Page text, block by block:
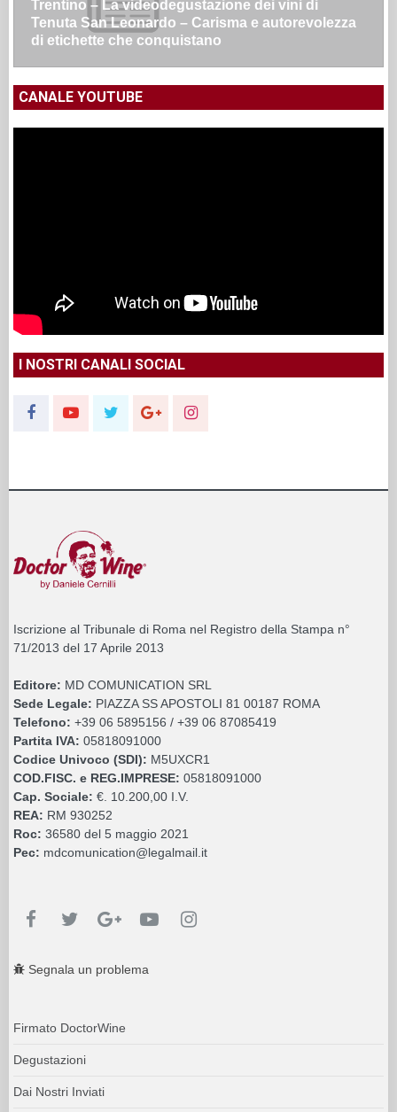
Trentino – La videodegustazione dei vini di
Tenuta San Leonardo – Carisma e autorevolezza
di etichette che conquistano
CANALE YOUTUBE
I NOSTRI CANALI SOCIAL
Iscrizione al Tribunale di Roma nel Registro della Stampa n°
71/2013 del 17 Aprile 2013
Editore: MD COMUNICATION SRL
Sede Legale: PIAZZA SS APOSTOLI 81 00187 ROMA
Telefono: +39 06 5895156 / +39 06 87085419
Partita IVA: 05818091000
Codice Univoco (SDI): M5UXCR1
COD.FISC. e REG.IMPRESE: 05818091000
Cap. Sociale: €. 10.200,00 I.V.
REA: RM 930252
Roc: 36580 del 5 maggio 2021
Pec: mdcomunication@legalmail.it
Segnala un problema
Firmato DoctorWine
Degustazioni
Dai Nostri Inviati